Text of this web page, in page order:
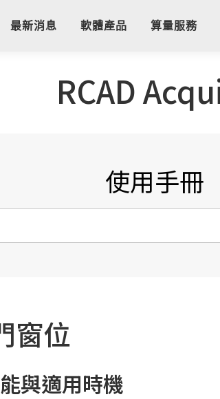
最新消息 軟體產品 算量服務
RCAD
使用手冊
窗位
與適用時機